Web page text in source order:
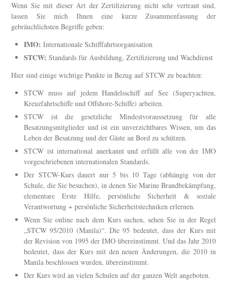
Wenn Sie mit dieser Art der Zertifizierung nicht sehr vertraut sind,
lassen Sie mich Ihnen eine kurze Zusammenfassung der
gebräuchlichsten Begriffe geben:
IMO: Internationale Schifffahrtsorganisation
STCW: Standards für Ausbildung, Zertifizierung und Wachdienst
Hier sind einige wichtige Punkte in Bezug auf STCW zu beachten:
STCW muss auf jedem Handelsschiff auf See (Superyachten,
Kreuzfahrtschiffe und Offshore-Schiffe) arbeiten.
STCW ist die gesetzliche Mindestvoraussetzung für alle
Besatzungsmitglieder und ist ein unverzichtbares Wissen, um das
Leben der Besatzung und der Gäste an Bord zu schützen.
STCW ist international anerkannt und erfüllt alle von der IMO
vorgeschriebenen internationalen Standards.
Der STCW-Kurs dauert nur 5 bis 10 Tage (abhängig von der
Schule, die Sie besuchen), in denen Sie Marine Brandbekämpfung,
elementare Erste Hilfe, persönliche Sicherheit & soziale
Verantwortung + persönliche Sicherheitstechniken erlernen.
Wenn Sie online nach dem Kurs suchen, sehen Sie in der Regel
„STCW 95/2010 (Manila)“. Die 95 bedeutet, dass der Kurs mit
der Revision von 1995 der IMO übereinstimmt. Und das Jahr 2010
bedeutet, dass der Kurs mit den neuen Änderungen, die 2010 in
Manila beschlossen wurden, übereinstimmt.
Der Kurs wird an vielen Schulen auf der ganzen Welt angeboten.